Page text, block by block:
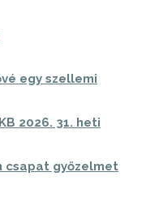
egy szellemi
2026. 31. heti
csapat győzelmet